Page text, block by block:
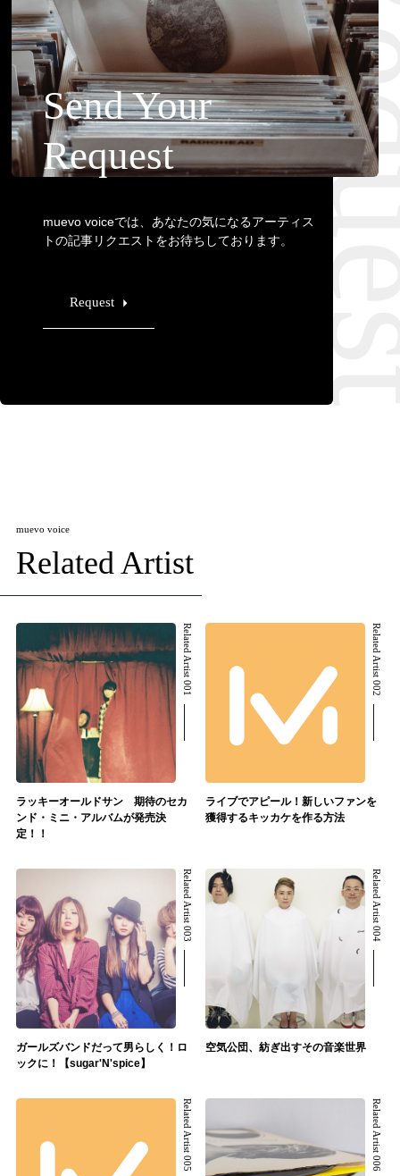
Send Your
Request
muevo voiceでは、あなたの気になるアーティス
トの記事リクエストをお待ちしております。
Request
muevo voice
Related Artist
Related Artist 001
ラッキーオールドサン 期待のセカ
ンド・ミニ・アルバムが発売決
定！！
Related Artist 002
ライブでアピール！新しいファンを
獲得するキッカケを作る方法
Related Artist 003
ガールズバンドだって男らしく！ロ
ックに！【sugar'N'spice】
Related Artist 004
空気公団、紡ぎ出すその音楽世界
Related Artist 005 Related Artist 006